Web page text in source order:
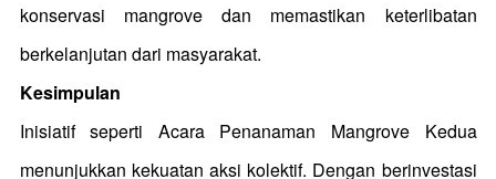
konservasi mangrove dan memastikan keterlibatan
berkelanjutan dari masyarakat.
Kesimpulan
Inisiatif seperti Acara Penanaman Mangrove Kedua
menunjukkan kekuatan aksi kolektif. Dengan berinvestasi